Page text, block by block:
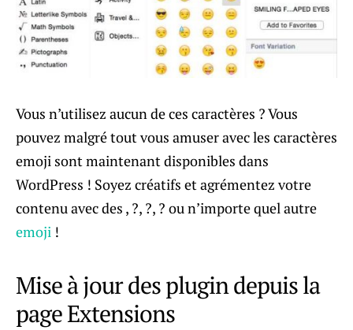
Vous n’utilisez aucun de ces caractères ? Vous
pouvez malgré tout vous amuser avec les caractères
emoji sont maintenant disponibles dans
WordPress ! Soyez créatifs et agrémentez votre
contenu avec des , ?, ?, ? ou n’importe quel autre
emoji !
Mise à jour des plugin depuis la
page Extensions